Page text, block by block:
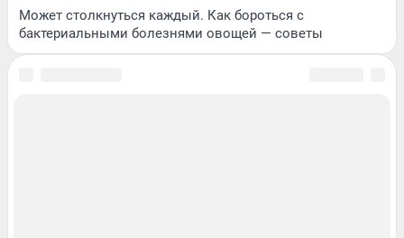
Может столкнуться каждый. Как бороться с
бактериальными болезнями овощей — советы